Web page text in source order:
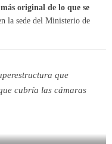
original de lo que se
la sede del Ministerio de
que
cubría las cámaras